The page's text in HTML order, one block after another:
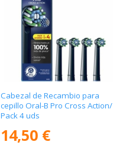
Cabezal de Recambio para
cepillo Oral-B Pro Cross Action/
Pack 4 uds
14,50 €